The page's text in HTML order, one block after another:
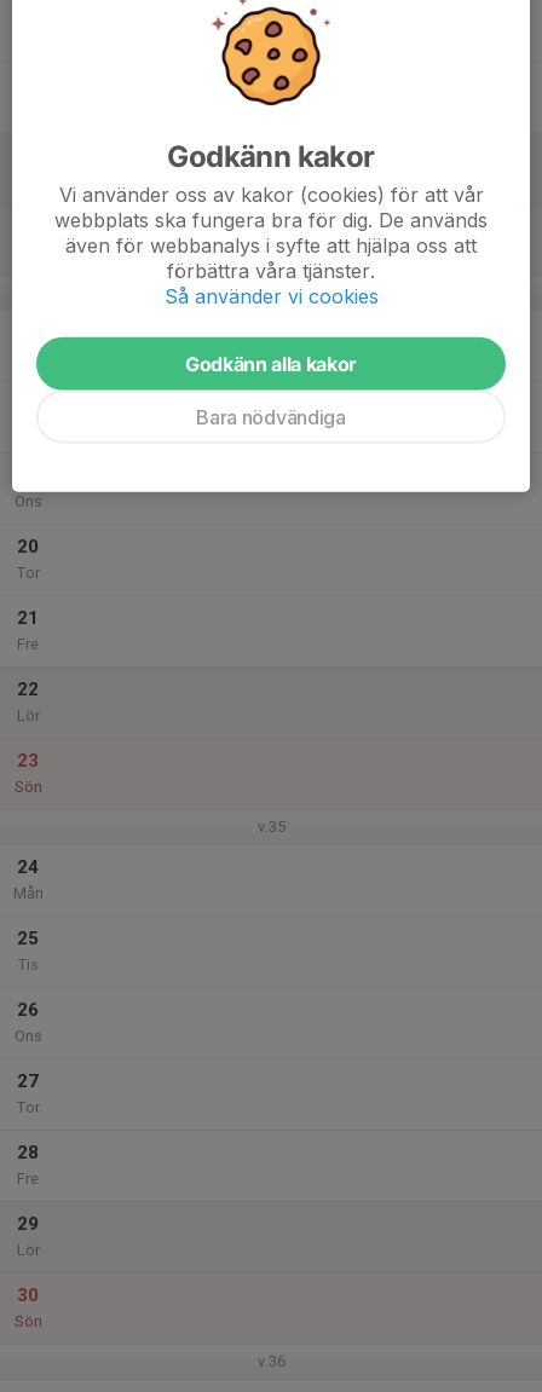
v.34
Mån
Ons
20
Tor
21
Fre
22
Lör
23
Sön
v.35
24
Mån
25
Tis
26
Ons
27
Tor
28
Fre
29
Lör
30
Sön
v.36
Godkänn kakor
Vi använder oss av kakor (cookies) för att vår
webbplats ska fungera bra för dig. De används
även för webbanalys i syfte att hjälpa oss att
förbättra våra tjänster.
Så använder vi cookies
Godkänn alla kakor
Bara nödvändiga